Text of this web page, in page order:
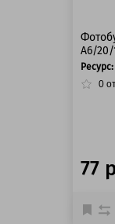
A6/20/
Ресурс:
0
77